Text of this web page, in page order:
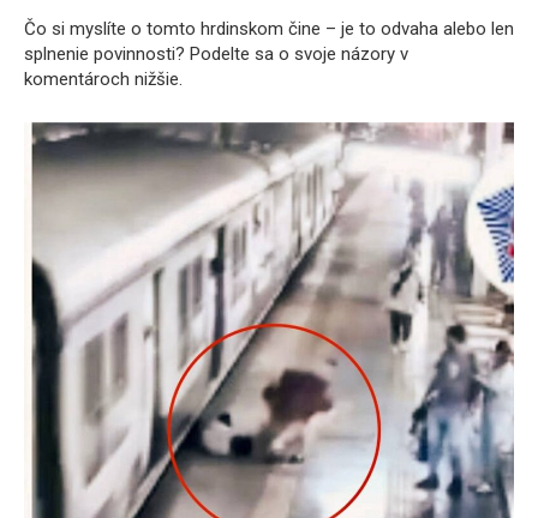
Čo si myslíte o tomto hrdinskom čine – je to odvaha alebo len
splnenie povinnosti? Podelte sa o svoje názory v
komentároch nižšie.